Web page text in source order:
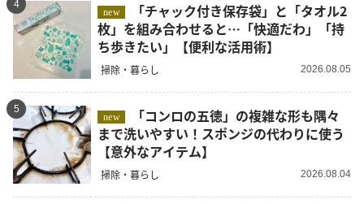
4
new
枚」を組み合わせると…「快適だわ」「持
ち歩きたい」【便利な活用術】
掃除・暮らし 2026.08.05
5
new
まで洗いやすい！スポンジの代わりに使う
【意外なアイテム】
掃除・暮らし 2026.08.04